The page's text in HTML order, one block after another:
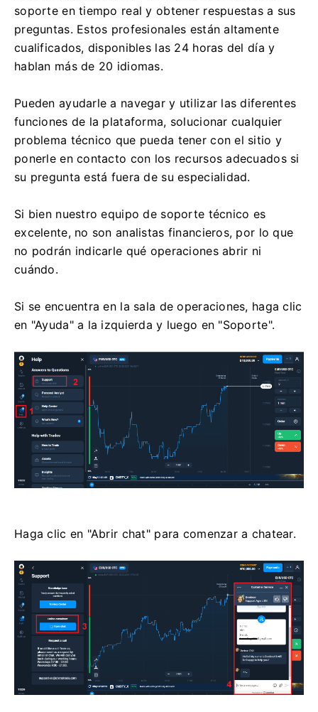
soporte en tiempo real y obtener respuestas a sus
preguntas. Estos profesionales están altamente
cualificados, disponibles las 24 horas del día y
hablan más de 20 idiomas.
Pueden ayudarle a navegar y utilizar las diferentes
funciones de la plataforma, solucionar cualquier
problema técnico que pueda tener con el sitio y
ponerle en contacto con los recursos adecuados si
su pregunta está fuera de su especialidad.
Si bien nuestro equipo de soporte técnico es
excelente, no son analistas financieros, por lo que
no podrán indicarle qué operaciones abrir ni
cuándo.
Si se encuentra en la sala de operaciones, haga clic
en "Ayuda" a la izquierda y luego en "Soporte".
Haga clic en "Abrir chat" para comenzar a chatear.